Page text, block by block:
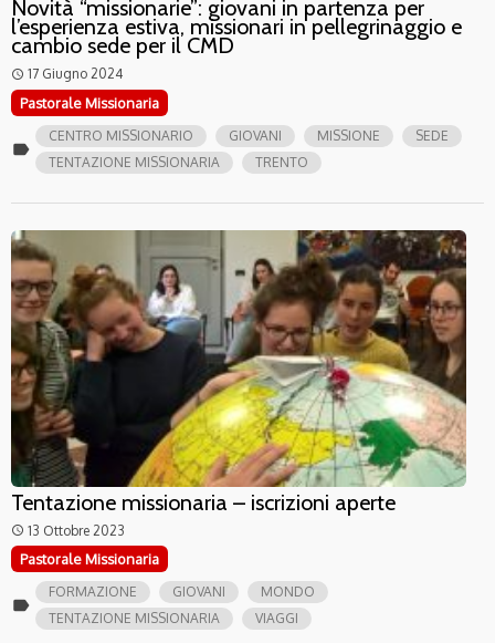
Novità “missionarie”: giovani in partenza per
l’esperienza estiva, missionari in pellegrinaggio e
cambio sede per il CMD
access_time 17 Giugno 2024
Pastorale Missionaria
label
CENTRO MISSIONARIO GIOVANI MISSIONE
SEDE
TENTAZIONE MISSIONARIA
TRENTO
Tentazione missionaria – iscrizioni aperte
access_time 13 Ottobre 2023
Pastorale Missionaria
label
FORMAZIONE GIOVANI
MONDO
TENTAZIONE MISSIONARIA
VIAGGI